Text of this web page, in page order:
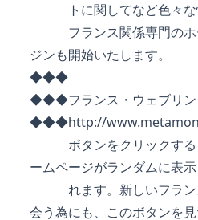
トに関してなど色々な情
フランス関係専門のホ
ジンも開始いたします。
◆◆◆
◆◆◆フランス・ウェブリ
◆◆◆http://
ボタンをクリックする
ームページがランダムに表示
れます。新しいフラン
会う為にも、このボタンを見